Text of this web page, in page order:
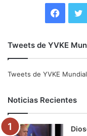
e
o
t
r
Tweets de YVKE
Tweets de YVKE Mundial
Noticias Recientes